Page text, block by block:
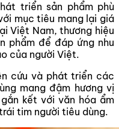
triển sản phẩm phù
mục tiêu mang lại giá
Việt Nam, thương hiệu
phẩm để đáp ứng nhu
của người Việt.
cứu và phát triển các
mang đậm hương vị
kết với văn hóa ẩm
tim người tiêu dùng.